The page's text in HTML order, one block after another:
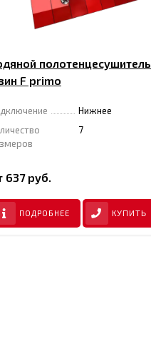
полотенцесушитель
F primo
Нижнее
7
637 руб.
ПОДРОБНЕЕ КУПИТЬ